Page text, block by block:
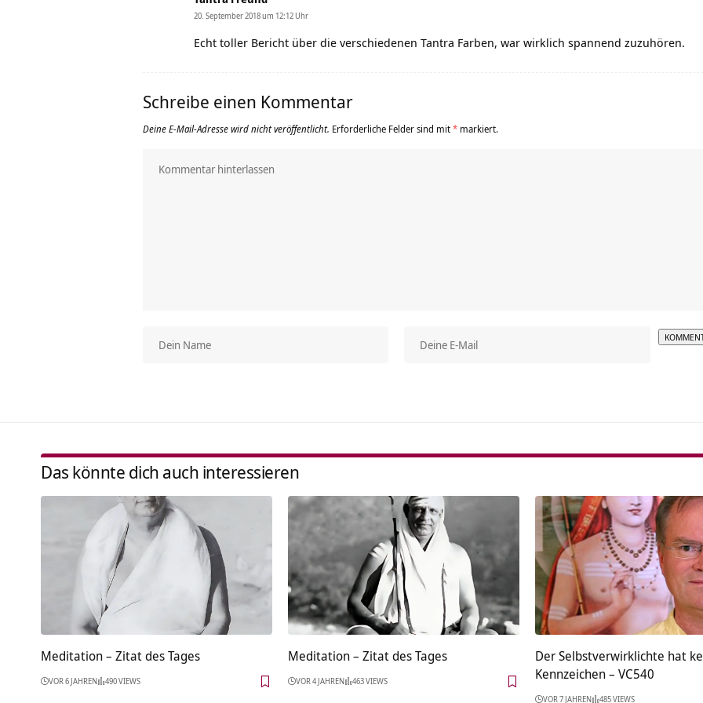
20. September 2018 um 12:12 Uhr
Echt toller Bericht über die verschiedenen Tantra Farben, war wirklich spannend zuzuhören.
Schreibe einen Kommentar
Deine E-Mail-Adresse wird nicht veröffentlicht. Erforderliche Felder sind mit* markiert.
Das könnte dich auch interessieren
Meditation – Zitat des Tages
VOR 6 JAHREN 490 VIEWS
Meditation – Zitat des Tages
VOR 4 JAHREN 463 VIEWS
Der Selbstverwirklichte hat
Kennzeichen – VC540
VOR 7 JAHREN 485 VIEWS